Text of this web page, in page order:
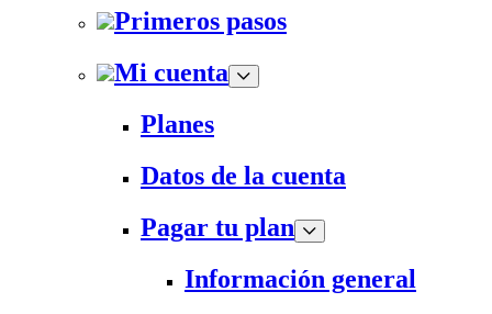
Primeros pasos
Mi cuenta
Planes
Datos de la cuenta
Pagar tu plan
Información general